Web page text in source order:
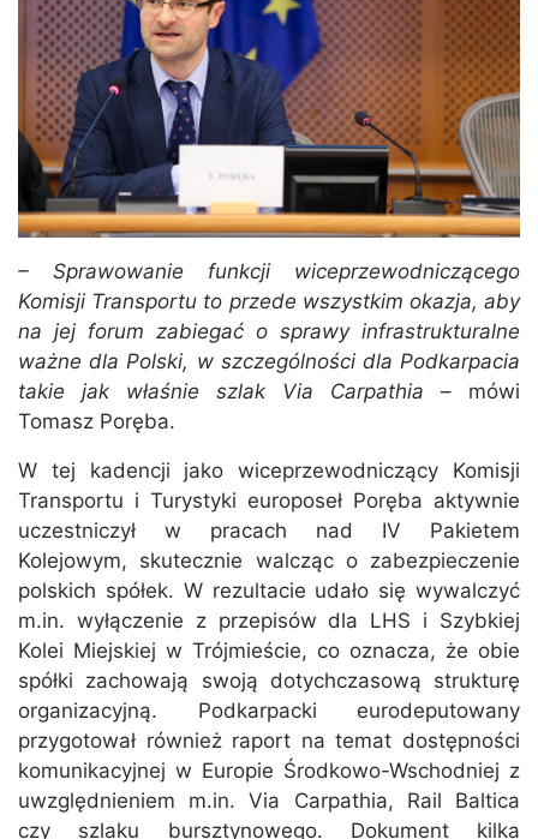
– Sprawowanie funkcji wiceprzewodniczącego
Komisji Transportu to przede wszystkim okazja, aby
na jej forum zabiegać o sprawy infrastrukturalne
ważne dla Polski, w szczególności dla Podkarpacia
takie jak właśnie szlak Via Carpathia – mówi
Tomasz Poręba.
W tej kadencji jako wiceprzewodniczący Komisji
Transportu i Turystyki europoseł Poręba aktywnie
uczestniczył w pracach nad IV Pakietem
Kolejowym, skutecznie walcząc o zabezpieczenie
polskich spółek. W rezultacie udało się wywalczyć
m.in. wyłączenie z przepisów dla LHS i Szybkiej
Kolei Miejskiej w Trójmieście, co oznacza, że obie
spółki zachowają swoją dotychczasową strukturę
organizacyjną. Podkarpacki eurodeputowany
przygotował również raport na temat dostępności
komunikacyjnej w Europie Środkowo-Wschodniej z
uwzględnieniem m.in. Via Carpathia, Rail Baltica
czy szlaku bursztynowego. Dokument kilka